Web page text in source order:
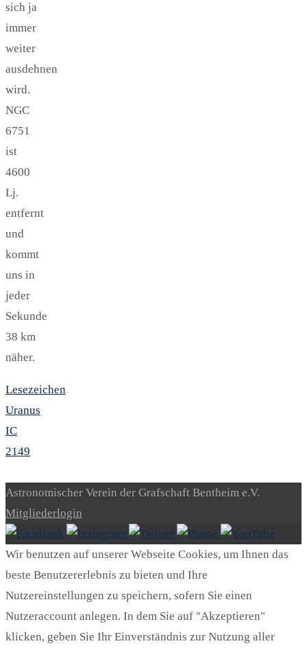
sich ja
immer
weiter
ausdehnen
wird.
NGC
6751
ist
4600
Lj.
entfernt
und
kommt
uns in
jeder
Sekunde
38 km
näher.
Lesezeichen.
Uranus
IC
2149
Astronomischer Verein der Grafschaft Bentheim e.V.
Mitgliederlogin
Wir benutzen auf unserer Webseite Cookies, um Ihnen das
beste Benutzererlebnis zu bieten und Ihre
Nutzereinstellungen zu speichern, sofern Sie einen
Nutzeraccount anlegen. In dem Sie auf "Akzeptieren"
klicken, geben Sie Ihr Einverständnis zur Nutzung aller